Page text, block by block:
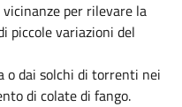
per rilevare la
piccole variazioni del
o dai solchi di torrenti nei
di colate di fango.